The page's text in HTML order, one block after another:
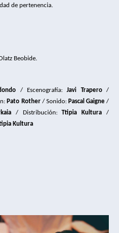
de pertenencia.
Beobide.
/ Escenografía: Javi Trapero
Pato Rother / Sonido: Pascal Gaigne
/ Distribución: Ttipia Kultura
Kultura